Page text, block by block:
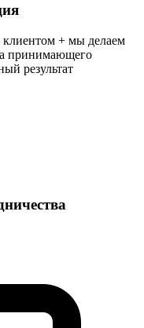
клиентом + мы делаем
принимающего
результат